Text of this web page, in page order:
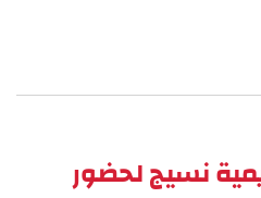
نسيج لحضور